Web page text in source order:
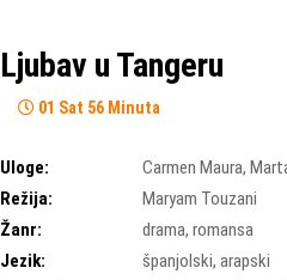
Ljubav u Tangeru
01 Sat 56 Minuta
Uloge: Carmen Maura,
Režija:
Maryam Touzani
Žanr:
drama, romansa
Jezik:
španjolski, arapski